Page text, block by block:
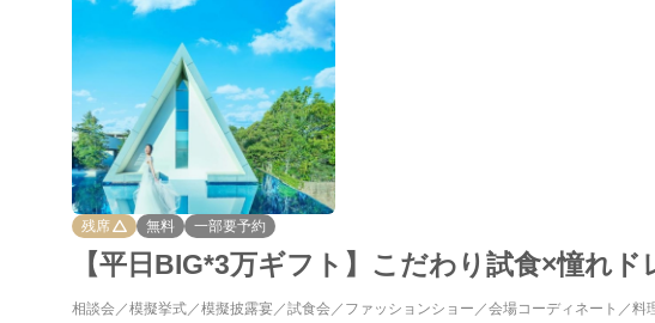
残席 無料 一部要予約
【平日BIG*3万ギフト】こだわり試食×憧れ
相談会 模擬挙式 模擬披露宴 試食会 ファッションショー 会場コーディネート 料